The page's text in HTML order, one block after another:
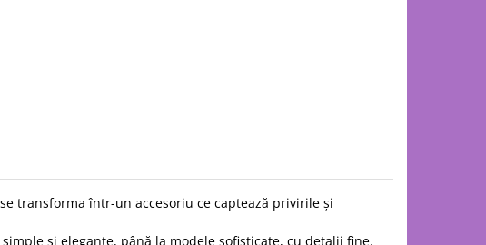
transforma într-un accesoriu ce captează privirile și
și elegante, până la modele sofisticate, cu detalii fine.